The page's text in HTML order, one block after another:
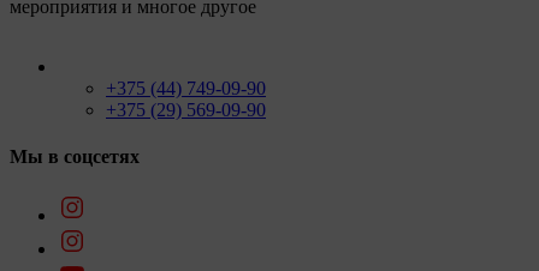
мероприятия и многое другое
+375 (44) 749-09-90
+375 (29) 569-09-90
Мы в соцсетях